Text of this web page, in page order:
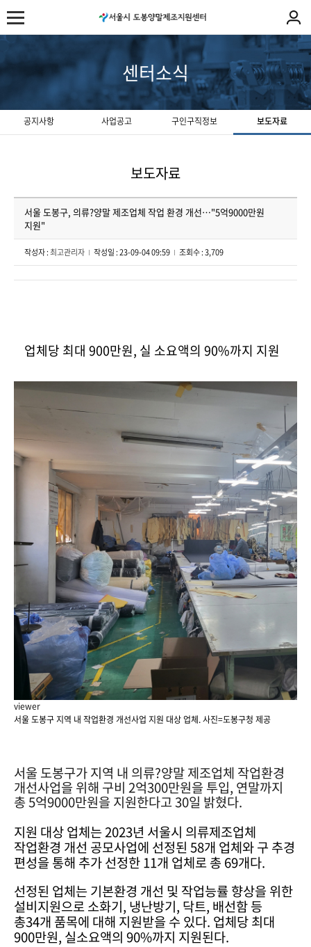
센터소식
공지사항 사업공고 구인구직정보 보도자료
보도자료
서울 도봉구, 의류?양말 제조업체 작업 환경 개선…"5억9000만원
지원"
작성자 :최고관리자 작성일 : 23-09-04 09:59 조회수 : 3,709
업체당 최대 900만원, 실 소요액의 90%까지 지원
viewer
서울 도봉구 지역 내 작업환경 개선사업 지원 대상 업체. 사진=도봉구청 제공
서울 도봉구가 지역 내 의류?양말 제조업체 작업환경
개선사업을 위해 구비 2억300만원을 투입, 연말까지
총 5억9000만원을 지원한다고 30일 밝혔다.
지원 대상 업체는 2023년 서울시 의류제조업체
작업환경 개선 공모사업에 선정된 58개 업체와 구 추경
편성을 통해 추가 선정한 11개 업체로 총 69개다.
선정된 업체는 기본환경 개선 및 작업능률 향상을 위한
설비지원으로 소화기, 냉난방기, 닥트, 배선함 등
총34개 품목에 대해 지원받을 수 있다. 업체당 최대
900만원, 실소요액의 90%까지 지원된다.